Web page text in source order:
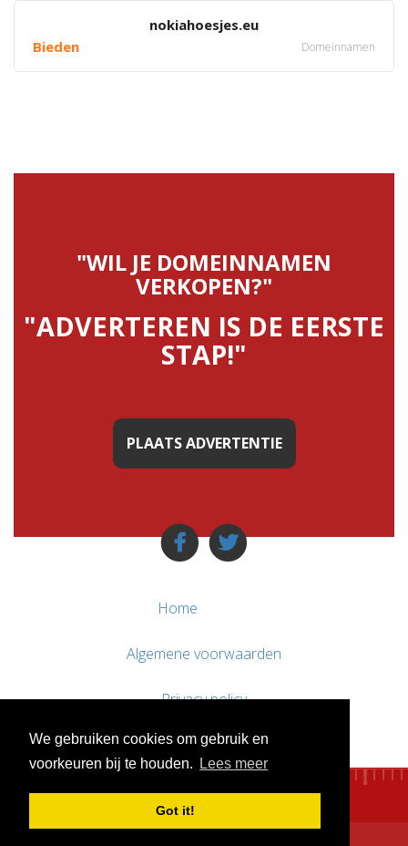
We gebruiken cookies om gebruik en
voorkeuren bij te houden.
Lees meer
Got it!
nokiahoesjes.eu
Bieden
Domeinnamen
"WIL JE DOMEINNAMEN
VERKOPEN?"
"ADVERTEREN IS DE EERSTE
STAP!"
PLAATS ADVERTENTIE
Home
Algemene voorwaarden
Privacy policy
Contact / Support